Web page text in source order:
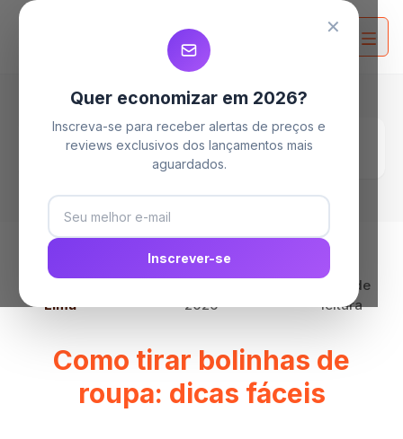
Home
Blog
Como tirar bolinhas de roupa: dicas fáceis
Lima
2026
8 min de
leitura
Como tirar bolinhas de
roupa: dicas fáceis
✕
Quer economizar em 2026?
Inscreva-se para receber alertas de preços e
reviews exclusivos dos lançamentos mais
aguardados.
Inscrever-se